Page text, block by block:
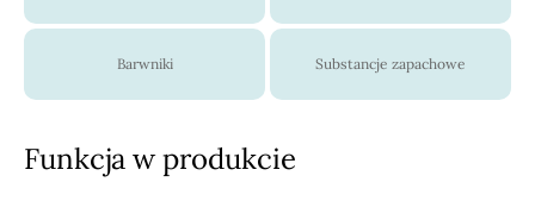
Barwniki Substancje zapachowe
Funkcja w produkcie